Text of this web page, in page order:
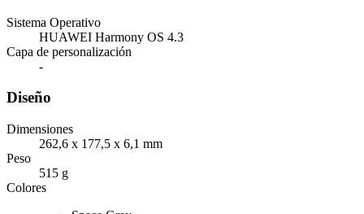
Sistema Operativo
HUAWEI Harmony OS 4.3
Capa de personalización
-
Diseño
Dimensiones
262,6 x 177,5 x 6,1 mm
Peso
515 g
Colores